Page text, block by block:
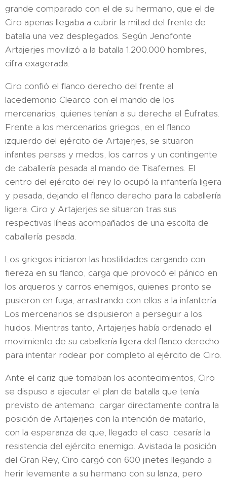
grande comparado con el de su hermano, que el de
Ciro apenas llegaba a cubrir la mitad del frente de
batalla una vez desplegados. Según Jenofonte
Artajerjes movilizó a la batalla 1.200.000 hombres,
cifra exagerada.
Ciro confió el flanco derecho del frente al
lacedemonio Clearco con el mando de los
mercenarios, quienes tenían a su derecha el Éufrates.
Frente a los mercenarios griegos, en el flanco
izquierdo del ejército de Artajerjes, se situaron
infantes persas y medos, los carros y un contingente
de caballería pesada al mando de Tisafernes. El
centro del ejército del rey lo ocupó la infantería ligera
y pesada, dejando el flanco derecho para la caballería
ligera. Ciro y Artajerjes se situaron tras sus
respectivas líneas acompañados de una escolta de
caballería pesada.
Los griegos iniciaron las hostilidades cargando con
fiereza en su flanco, carga que provocó el pánico en
los arqueros y carros enemigos, quienes pronto se
pusieron en fuga, arrastrando con ellos a la infantería.
Los mercenarios se dispusieron a perseguir a los
huidos. Mientras tanto, Artajerjes había ordenado el
movimiento de su caballería ligera del flanco derecho
para intentar rodear por completo al ejército de Ciro.
Ante el cariz que tomaban los acontecimientos, Ciro
se dispuso a ejecutar el plan de batalla que tenía
previsto de antemano, cargar directamente contra la
posición de Artajerjes con la intención de matarlo,
con la esperanza de que, llegado el caso, cesaría la
resistencia del ejército enemigo. Avistada la posición
del Gran Rey, Ciro cargó con 600 jinetes llegando a
herir levemente a su hermano con su lanza, pero